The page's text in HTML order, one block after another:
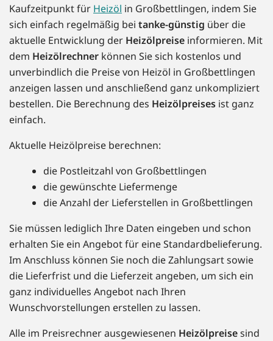
Kaufzeitpunkt für Heizöl in Großbettlingen, indem Sie
sich einfach regelmäßig bei tanke-günstig über die
aktuelle Entwicklung der Heizölpreise informieren. Mit
dem Heizölrechner können Sie sich kostenlos und
unverbindlich die Preise von Heizöl in Großbettlingen
anzeigen lassen und anschließend ganz unkompliziert
bestellen. Die Berechnung des Heizölpreises ist ganz
einfach.
Aktuelle Heizölpreise berechnen:
die Postleitzahl von Großbettlingen
die gewünschte Liefermenge
die Anzahl der Lieferstellen in Großbettlingen
Sie müssen lediglich Ihre Daten eingeben und schon
erhalten Sie ein Angebot für eine Standardbelieferung.
Im Anschluss können Sie noch die Zahlungsart sowie
die Lieferfrist und die Lieferzeit angeben, um sich ein
ganz individuelles Angebot nach Ihren
Wunschvorstellungen erstellen zu lassen.
Alle im Preisrechner ausgewiesenen Heizölpreisesind